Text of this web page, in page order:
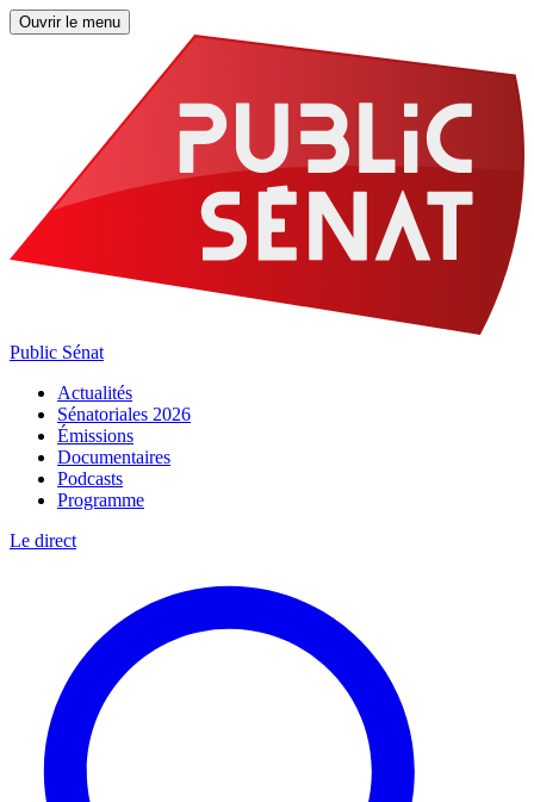
Ouvrir le menu
Public Sénat
Actualités
Sénatoriales 2026
Émissions
Documentaires
Podcasts
Programme
Le direct